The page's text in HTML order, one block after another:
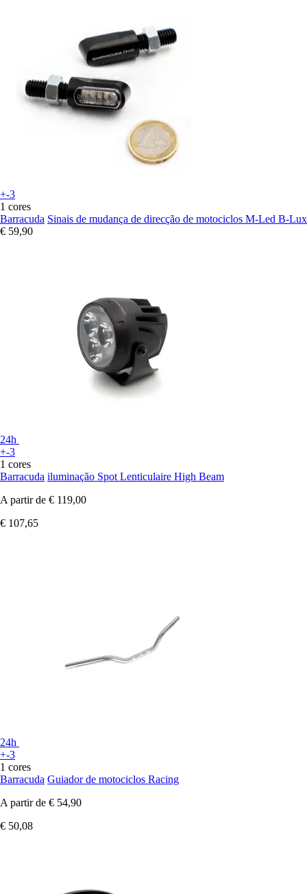
+-3
1 cores
Barracuda Sinais de mudança de direcção de motociclos M-Led B-Lux
€ 59,90
24h
+-3
1 cores
Barracuda iluminação Spot Lenticulaire High Beam
A partir de € 119,00
€ 107,65
24h
+-3
1 cores
Barracuda Guiador de motociclos Racing
A partir de € 54,90
€ 50,08